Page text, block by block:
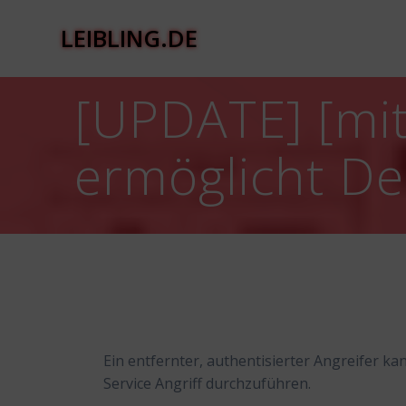
LEIBLING.DE
[UPDATE]
ermöglicht
Ein entfernter, authentisierter Angreifer
Service Angriff durchzuführen.